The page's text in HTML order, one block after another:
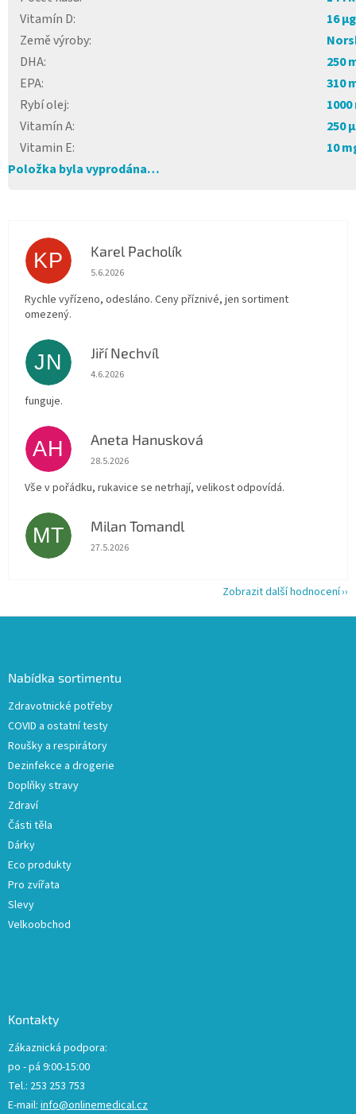
Vitamín D:
16 µg
Země výroby:
DHA:
250
EPA:
310
Rybí olej:
Vitamín A:
250
Vitamin E:
10
Položka byla vyprodána…
KP Karel Pacholík
Hodnocení obchodu je 4 z 5 hvězdiček.
5.6.2026
Rychle vyřízeno, odesláno. Ceny příznivé, jen sortiment
omezený.
JN Jiří Nechvíl
Hodnocení obchodu je 5 z 5 hvězdiček.
4.6.2026
funguje.
AH Aneta Hanusková
Hodnocení obchodu je 5 z 5 hvězdiček.
28.5.2026
Vše v pořádku, rukavice se netrhají, velikost odpovídá.
MT Milan Tomandl
Hodnocení obchodu je 5 z 5 hvězdiček.
27.5.2026
Zobrazit další hodnocení
Nabídka sortimentu
Zdravotnické potřeby
COVID a ostatní testy
Roušky a respirátory
Dezinfekce a drogerie
Doplňky stravy
Zdraví
Části těla
Dárky
Eco produkty
Pro zvířata
Slevy
Velkoobchod
Kontakty
Zákaznická podpora:
po - pá 9:00-15:00
Tel.: 253 253 753
E-mail: info@onlinemedical.cz